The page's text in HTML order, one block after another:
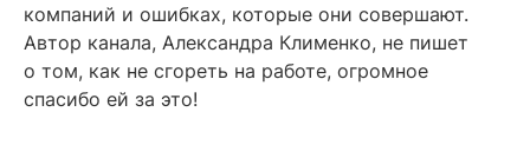
компаний и ошибках, которые они совершают.
Автор канала, Александра Клименко, не пишет
о том, как не сгореть на работе, огромное
спасибо ей за это!